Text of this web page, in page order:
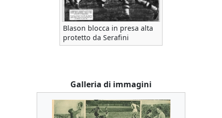
Blason blocca in presa alta
protetto da Serafini
Galleria di immagini